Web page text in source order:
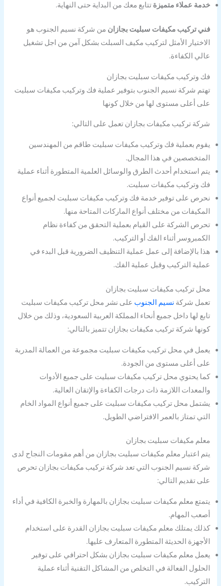
خدمة عملاء متميزة تتابع معك من البداية حتى النهاية.
فني تركيب مكيفات سبليت بجازان من شركة نسيم الجنوب هو
الاختيار الأمثل لتركيب مكيف السبلت بشكل آمن من اجل تشغيل
عالي الكفاءة.
فك وتركيب مكيفات سبليت بجازان
تهتم شركة نسيم الجنوب بتوفير عملية فك وتركيب مكيفات سبليت
على أعلى مستوى لها من خلال كونها
شركة تركيب مكيفات بجازان تعمل على التالي:
يقوم بعملية فك وتركيب مكيفات سبليت طاقم من المهندسين
المتخصصين في هذا المجال.
يتم استخدام أحدث الطرق والوسائل العلمية المتطورة أثناء عملية
فك وتركيب مكيفات سبليت.
نحرص على توفير خدمة فك وتركيب مكيفات سبليت لجميع أنواع
المكيفات من مختلف أنواع الماركات المتاحة منها.
تحرص الشركة على القيام بعملية التحقق من كفاءة نظام
الكمبروسر أثناء الفك أو التركيب.
هذا بالإضافة إلى عمل عملية التنظيف الضرورية قبل البدء في
عملية التركيب وقبل عملية الفك.
محل تركيب مكيفات سبليت بجازان
تعمل شركة نسيم الجنوب على نشر محل تركيب مكيفات سبليت
تابع لها داخل جميع أنحاء المملكة العربية السعودية، وذلك من خلال
كونها شركة تركيب مكيفات بجازان تتميز بالتالي:
يعمل في محل تركيب مكيفات سبليت مجموعة من العمالة المدربة
على أعلى مستوى من الجودة.
كما يحتوي محل تركيب مكيفات سبليت على جميع الأدوات
والمعدات اللازمة ذات درجات الكفاءة والإتقان العالية.
يشتمل محل تركيب مكيفات سبليت على جميع أنواع المواد الخام
التي تمتاز بالعمر الافتراضي الطويل.
معلم مكيفات سبليت بجازان
يتم اعتبار معلم مكيفات سبليت بجازان من أهم مقومات النجاح لدى
شركة نسيم الجنوب التي تعد شركة تركيب مكيفات بجازان تحرص
على تقديم التالي:
يتمتع معلم مكيفات سبليت بجازان بالمهارة والخبرة الكافية في أداء
أصعب المهام.
كذلك يمتلك معلم مكيفات سبليت بجازان القدرة على استخدام
الأجهزة الحديثة المتطورة المتعارف عليها.
يعمل معلم مكيفات سبليت بجازان بشكل احترافي على توفير
الحلول الفعالة في التخلص من المشاكل التقنية أثناء عملية
التركيب.